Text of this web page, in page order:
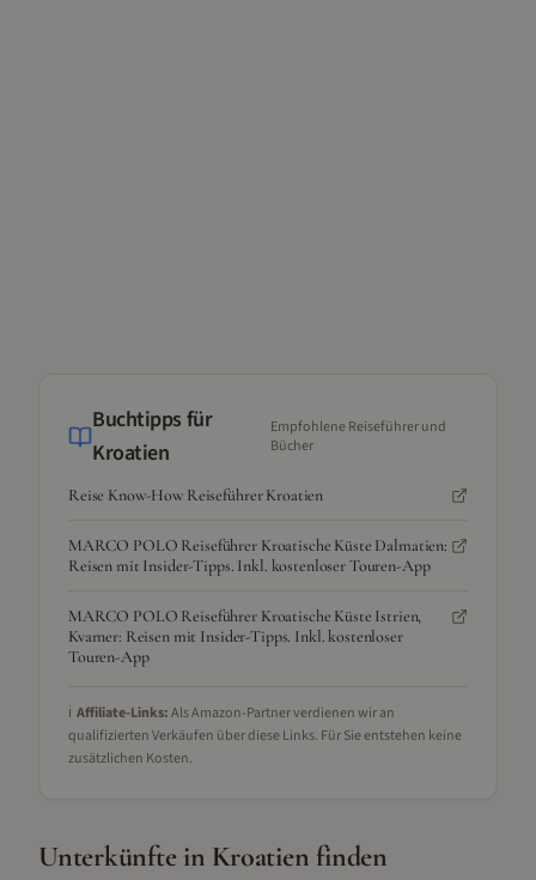
Buchtipps für
Kroatien
Empfohlene Reiseführer und
Bücher
Reise Know-How Reiseführer Kroatien
MARCO POLO Reiseführer Kroatische Küste Dalmatien:
Reisen mit Insider-Tipps. Inkl. kostenloser Touren-App
MARCO POLO Reiseführer Kroatische Küste Istrien,
Kvarner: Reisen mit Insider-Tipps. Inkl. kostenloser
Touren-App
ℹ️ Affiliate-Links:Als Amazon-Partner verdienen wir an
qualifizierten Verkäufen über diese Links. Für Sie entstehen keine
zusätzlichen Kosten.
Unterkünfte in Kroatien finden